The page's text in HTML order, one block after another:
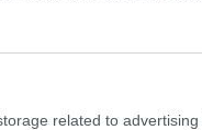
related to